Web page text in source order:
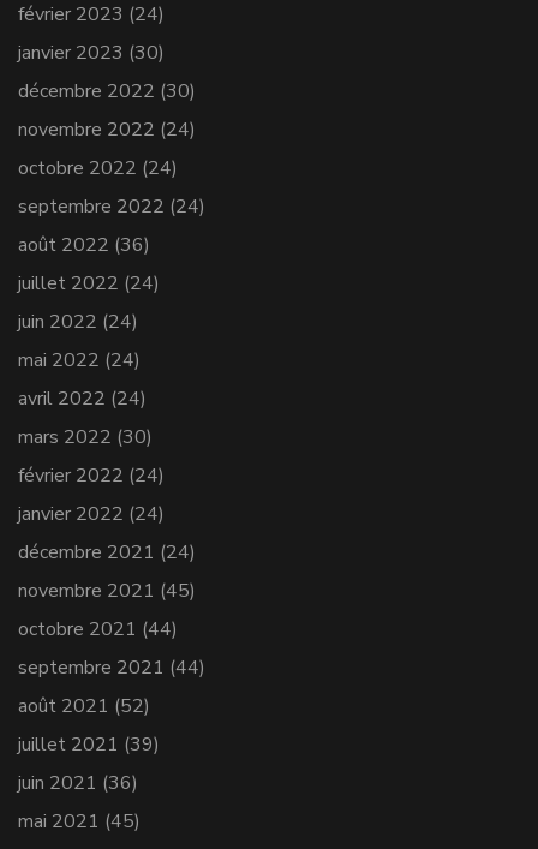
février 2023 (24)
janvier 2023 (30)
décembre 2022 (30)
novembre 2022 (24)
octobre 2022 (24)
septembre 2022 (24)
août 2022 (36)
juillet 2022 (24)
juin 2022 (24)
mai 2022 (24)
avril 2022 (24)
mars 2022 (30)
février 2022 (24)
janvier 2022 (24)
décembre 2021 (24)
novembre 2021 (45)
octobre 2021 (44)
septembre 2021 (44)
août 2021 (52)
juillet 2021 (39)
juin 2021 (36)
mai 2021 (45)